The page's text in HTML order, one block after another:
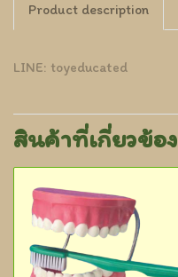
Product description
LINE: toyeducated
สินค้าที่เกี่ยวข้อง